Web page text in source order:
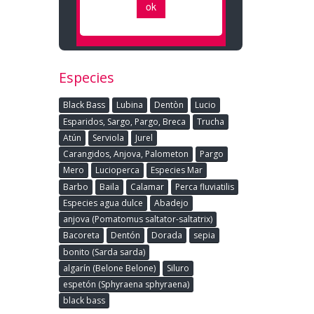
Especies
Black Bass Lubina Dentòn
Lucio
Esparidos, Sargo, Pargo, Breca
Trucha
Atún
Serviola
Jurel
Carangidos, Anjova, Palometon
Pargo
Mero
Lucioperca
Especies Mar
Barbo
Baila Calamar
Perca fluviatilis
Especies agua dulce
Abadejo
anjova (Pomatomus saltator-saltatrix)
Bacoreta
Dentón Dorada
sepia
bonito (Sarda sarda)
algarín (Belone Belone)
Siluro
espetón (Sphyraena sphyraena)
black bass